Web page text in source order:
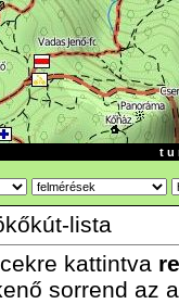
t u
lista
kattintva
sorrend az